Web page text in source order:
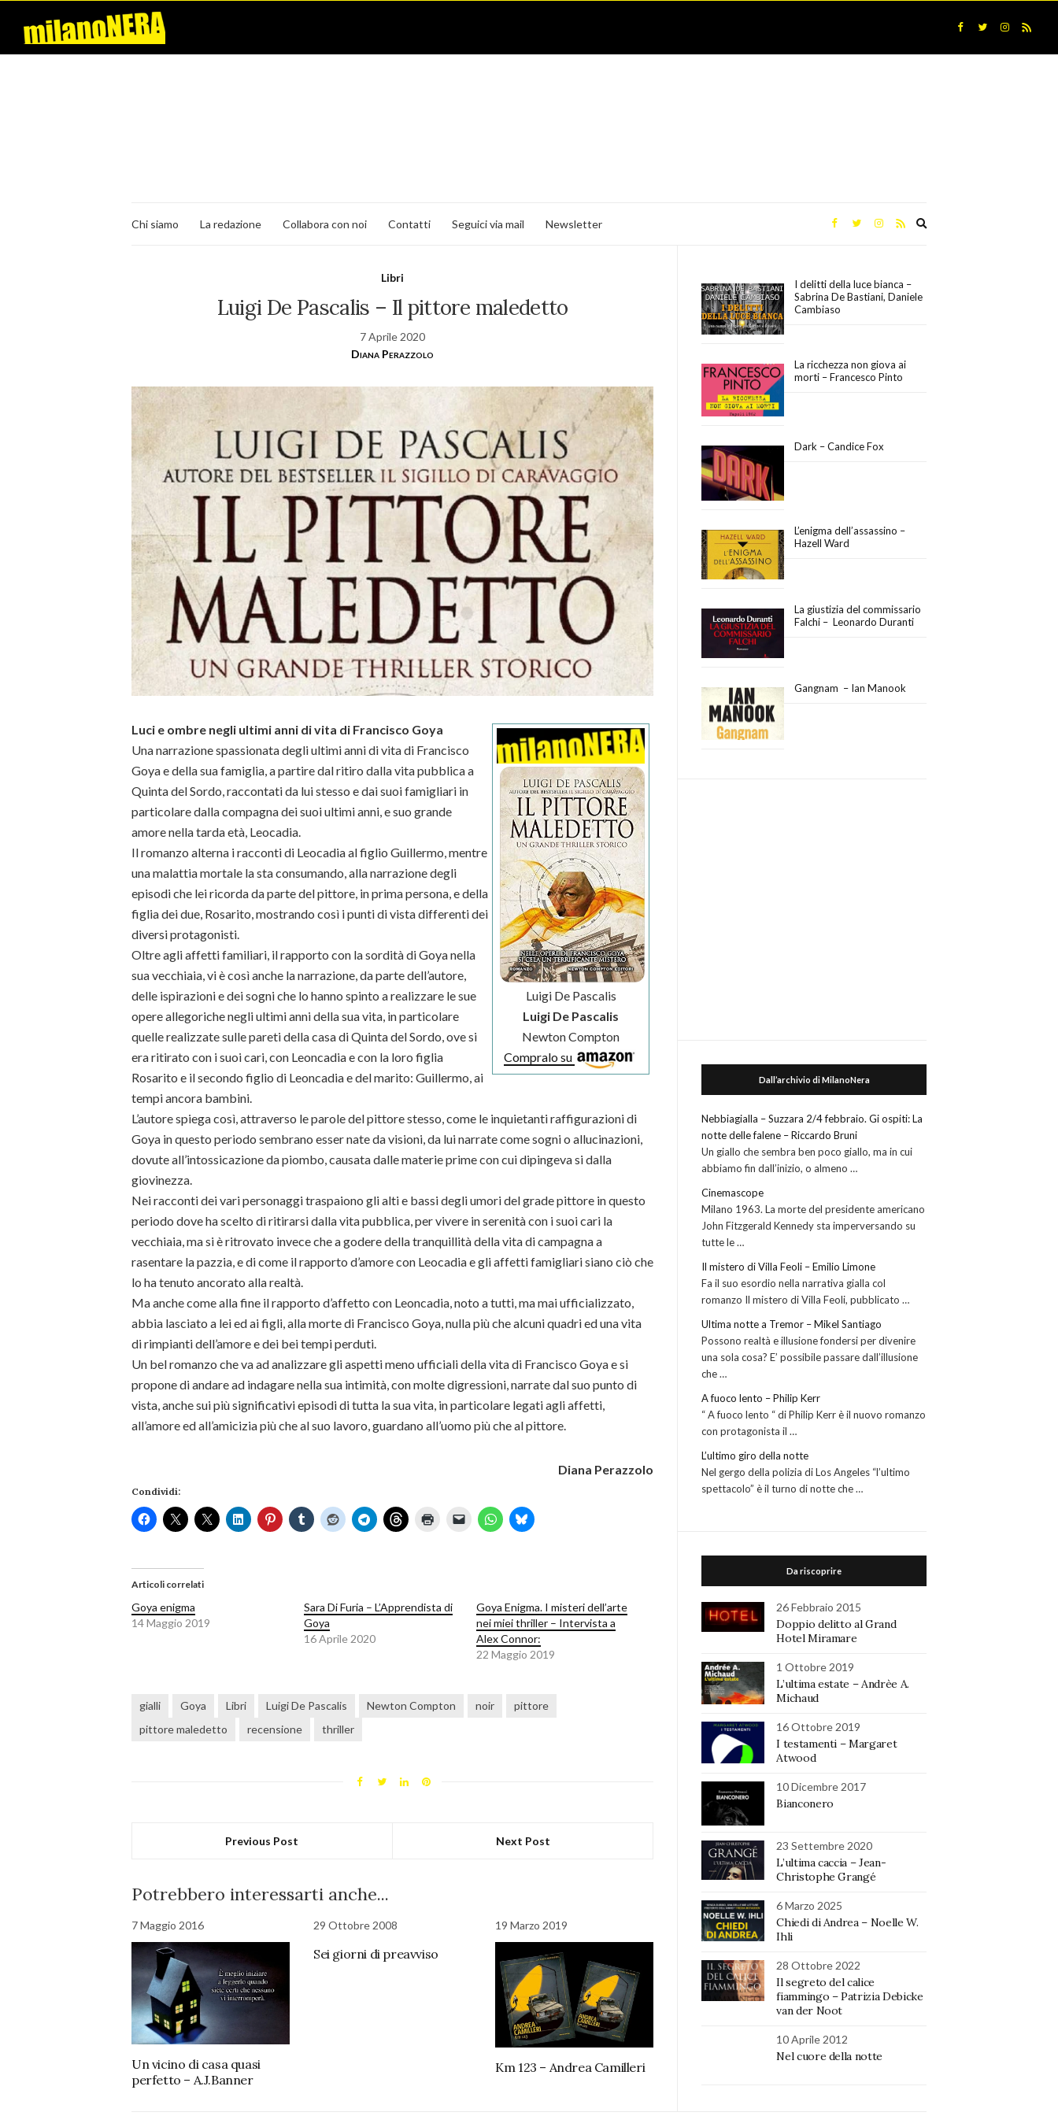
Chi siamo La redazione Collabora con noi Contatti Seguici via mail Newsletter
Libri
Luigi De Pascalis – Il pittore maledetto
7 Aprile 2020
Diana Perazzolo
Luigi De Pascalis
Luigi De Pascalis
Newton Compton
Compralo su
Luci e ombre negli ultimi anni di vita di Francisco Goya
Una narrazione spassionata degli ultimi anni di vita di Francisco
Goya e della sua famiglia, a partire dal ritiro dalla vita pubblica a
Quinta del Sordo, raccontati da lui stesso e dai suoi famigliari in
particolare dalla compagna dei suoi ultimi anni, e suo grande
amore nella tarda età, Leocadia.
Il romanzo alterna i racconti di Leocadia al figlio Guillermo, mentre
una malattia mortale la sta consumando, alla narrazione degli
episodi che lei ricorda da parte del pittore, in prima persona, e della
figlia dei due, Rosarito, mostrando così i punti di vista differenti dei
diversi protagonisti.
Oltre agli affetti familiari, il rapporto con la sordità di Goya nella
sua vecchiaia, vi è così anche la narrazione, da parte dell’autore,
delle ispirazioni e dei sogni che lo hanno spinto a realizzare le sue
opere allegoriche negli ultimi anni della sua vita, in particolare
quelle realizzate sulle pareti della casa di Quinta del Sordo, ove si
era ritirato con i suoi cari, con Leoncadia e con la loro figlia
Rosarito e il secondo figlio di Leoncadia e del marito: Guillermo, ai
tempi ancora bambini.
L’autore spiega così, attraverso le parole del pittore stesso, come le inquietanti raffigurazioni di
Goya in questo periodo sembrano esser nate da visioni, da lui narrate come sogni o allucinazioni,
dovute all’intossicazione da piombo, causata dalle materie prime con cui dipingeva si dalla
giovinezza.
Nei racconti dei vari personaggi traspaiono gli alti e bassi degli umori del grade pittore in questo
periodo dove ha scelto di ritirarsi dalla vita pubblica, per vivere in serenità con i suoi cari la
vecchiaia, ma si è ritrovato invece che a godere della tranquillità della vita di campagna a
rasentare la pazzia, e di come il rapporto d’amore con Leocadia e gli affetti famigliari siano ciò che
lo ha tenuto ancorato alla realtà.
Ma anche come alla fine il rapporto d’affetto con Leoncadia, noto a tutti, ma mai ufficializzato,
abbia lasciato a lei ed ai figli, alla morte di Francisco Goya, nulla più che alcuni quadri ed una vita
di rimpianti dell’amore e dei bei tempi perduti.
Un bel romanzo che va ad analizzare gli aspetti meno ufficiali della vita di Francisco Goya e si
propone di andare ad indagare nella sua intimità, con molte digressioni, narrate dal suo punto di
vista, anche sui più significativi episodi di tutta la sua vita, in particolare legati agli affetti,
all’amore ed all’amicizia più che al suo lavoro, guardano all’uomo più che al pittore.
Diana Perazzolo
Condividi:
Articoli correlati
Goya enigma
14 Maggio 2019
Sara Di Furia – L’Apprendista di
Goya
16 Aprile 2020
Goya Enigma. I misteri dell’arte
nei miei thriller – Intervista a
Alex Connor:
22 Maggio 2019
gialli Goya Libri Luigi De Pascalis Newton Compton noir
pittore
pittore maledetto
recensione thriller
Previous Post Next Post
Potrebbero interessarti anche...
7 Maggio 2016
Un vicino di casa quasi
perfetto – A.J.Banner
29 Ottobre 2008
Sei giorni di preavviso
19 Marzo 2019
Km 123 – Andrea Camilleri
I delitti della luce bianca –
Sabrina De Bastiani, Daniele
Cambiaso
La ricchezza non giova ai
morti – Francesco Pinto
Dark – Candice Fox
L’enigma dell’assassino –
Hazell Ward
La giustizia del commissario
Falchi – Leonardo Duranti
Gangnam – Ian Manook
Dall’archivio di MilanoNera
Nebbiagialla – Suzzara 2/4 febbraio. Gi ospiti: La
notte delle falene – Riccardo Bruni
Un giallo che sembra ben poco giallo, ma in cui
abbiamo fin dall’inizio, o almeno …
Cinemascope
Milano 1963. La morte del presidente americano
John Fitzgerald Kennedy sta imperversando su
tutte le …
Il mistero di Villa Feoli – Emilio Limone
Fa il suo esordio nella narrativa gialla col
romanzo Il mistero di Villa Feoli, pubblicato …
Ultima notte a Tremor – Mikel Santiago
Possono realtà e illusione fondersi per divenire
una sola cosa? E’ possibile passare dall’illusione
che …
A fuoco lento – Philip Kerr
“ A fuoco lento “ di Philip Kerr è il nuovo romanzo
con protagonista il …
L’ultimo giro della notte
Nel gergo della polizia di Los Angeles “l’ultimo
spettacolo” è il turno di notte che …
Da riscoprire
26 Febbraio 2015
Doppio delitto al Grand
Hotel Miramare
1 Ottobre 2019
L’ultima estate – Andrèe A.
Michaud
16 Ottobre 2019
I testamenti – Margaret
Atwood
10 Dicembre 2017
Bianconero
23 Settembre 2020
L’ultima caccia – Jean-
Christophe Grangé
6 Marzo 2025
Chiedi di Andrea – Noelle W.
Ihli
28 Ottobre 2022
Il segreto del calice
fiammingo – Patrizia Debicke
van der Noot
10 Aprile 2012
Nel cuore della notte